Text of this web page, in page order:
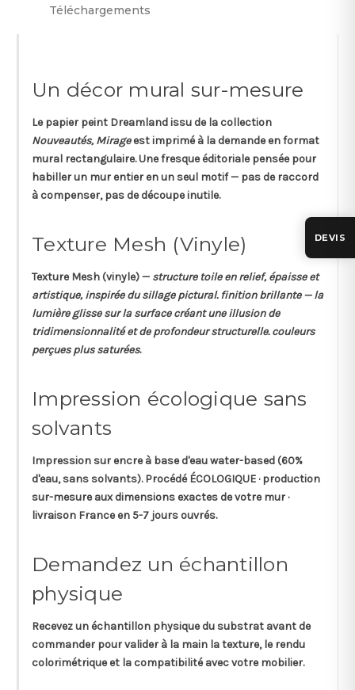
Téléchargements
Un décor mural sur-mesure
Le papier peint Dreamlandissu de la collection
Nouveautés, Mirageest imprimé à la demande en format
mural rectangulaire. Une fresque éditoriale pensée pour
habiller un mur entier en un seul motif — pas de raccord
à compenser, pas de découpe inutile.
Texture Mesh (Vinyle)
TextureMesh (vinyle) — structure toile en relief, épaisse et
artistique, inspirée du sillage pictural. finition brillante — la
lumière glisse sur la surface créant une illusion de
tridimensionnalité et de profondeur structurelle. couleurs
perçues plus saturées.
Impression écologique sans
solvants
Impression sur encre à base d'eauwater-based (60%
d'eau, sans solvants). Procédé ÉCOLOGIQUE · production
sur-mesure aux dimensions exactes de votre mur ·
livraison France en 5-7 jours ouvrés.
Demandez un échantillon
physique
Recevez un échantillon physiquedu substrat avant de
commander pour valider à la main la texture, le rendu
colorimétrique et la compatibilité avec votre mobilier.
DEVIS